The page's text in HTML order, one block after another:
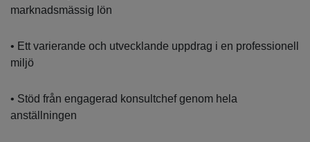
marknadsmässig lön
• Ett varierande och utvecklande uppdrag i en professionell
miljö
• Stöd från engagerad konsultchef genom hela
anställningen